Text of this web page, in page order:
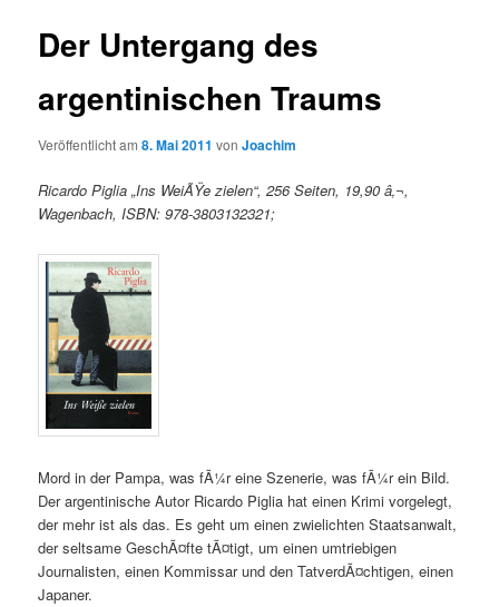
Der Untergang des
argentinischen Traums
Veröffentlicht am8. Mai 2011 vonJoachim
Ricardo Piglia „Ins WeiÃŸe zielen“, 256 Seiten, 19,90 â‚¬,
Wagenbach, ISBN: 978-3803132321;
Mord in der Pampa, was fÃ¼r eine Szenerie, was fÃ¼r ein Bild.
Der argentinische Autor Ricardo Piglia hat einen Krimi vorgelegt,
der mehr ist als das. Es geht um einen zwielichten Staatsanwalt,
der seltsame GeschÃ¤fte tÃ¤tigt, um einen umtriebigen
Journalisten, einen Kommissar und den TatverdÃ¤chtigen, einen
Japaner.